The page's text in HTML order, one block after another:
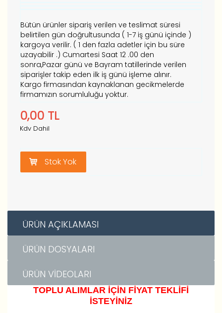
Bütün ürünler sipariş verilen ve teslimat süresi
belirtilen gün doğrultusunda ( 1-7 iş günü içinde )
kargoya verilir. ( 1 den fazla adetler için bu süre
uzayabilir .) Cumartesi Saat 12 .00 den
sonra,Pazar günü ve Bayram tatillerinde verilen
siparişler takip eden ilk iş günü işleme alınır.
Kargo firmasından kaynaklanan gecikmelerde
firmamızın sorumluluğu yoktur.
0,00 TL
Kdv Dahil
Stok Yok
ÜRÜN AÇIKLAMASI
ÜRÜN DOSYALARI
ÜRÜN VIDEOLARI
TOPLU ALIMLAR İÇİN FİYAT TEKLİFİ
İSTEYİNİZ